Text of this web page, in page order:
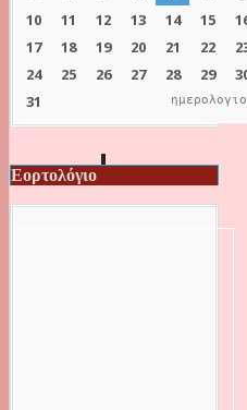
ημερολογιο
Εορτολόγιο